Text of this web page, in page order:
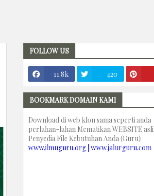
FOLLOW US
11.8k 420
BOOKMARK DOMAIN KAMI
Download di web klon sama seperti anda
perlahan-lahan Mematikan WEBSITE asli
Penyedia File Kebutuhan Anda (Guru)
www.ilmuguru.org | www.jalurguru.com